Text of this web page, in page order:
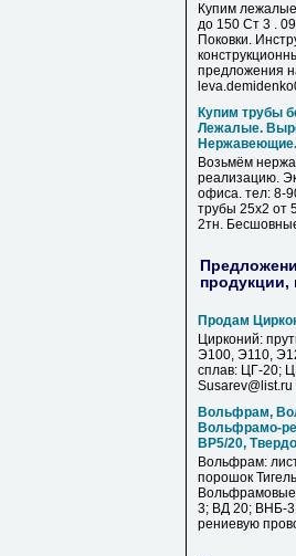
Купим
до 150 Ст 3 .
Поковки.
предложения
Купим трубы
Лежалые.
Нержавеющие.
Возьмём
реализацию.
офиса. тел: 8-
трубы 25х2 от
2тн.
продукции,
Продам
Цирконий:
Э100, Э110,
сплав: ЦГ-20;
Вольфрам,
Вольфрамо-
ВР5/20,
Вольфрам:
порошок
3; ВД 20; ВНБ-3
рениевую